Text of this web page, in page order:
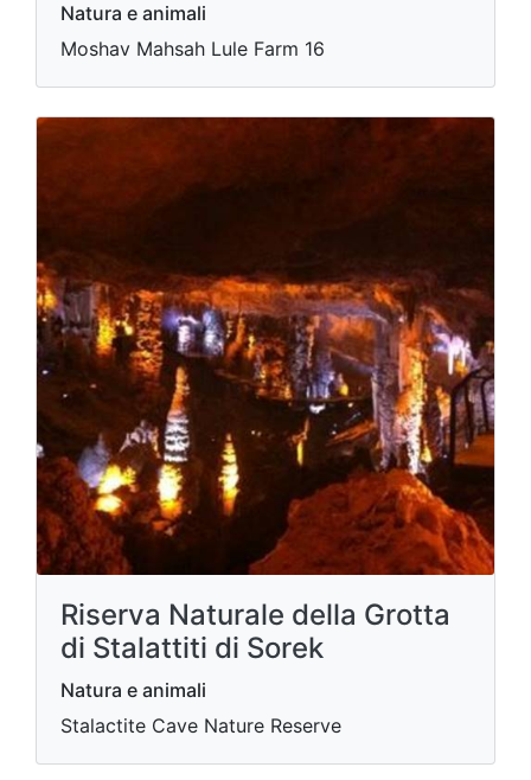
Natura e animali
Moshav Mahsah Lule Farm 16
Riserva Naturale della Grotta
di Stalattiti di Sorek
Natura e animali
Stalactite Cave Nature Reserve